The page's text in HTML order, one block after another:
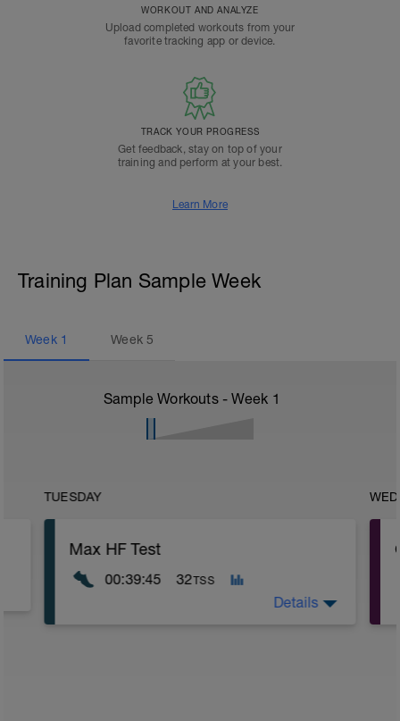
WORKOUT AND ANALYZE
Upload completed workouts from your
favorite tracking app or device.
TRACK YOUR PROGRESS
Get feedback, stay on top of your
training and perform at your best.
Learn More
Training Plan Sample Week
Week 1 Week5
Sample Workouts - Week 1
TUESDAY
Max HF Test
00:39:45 32TSS
Details